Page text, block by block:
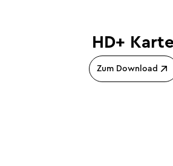
HD+
Zum Download